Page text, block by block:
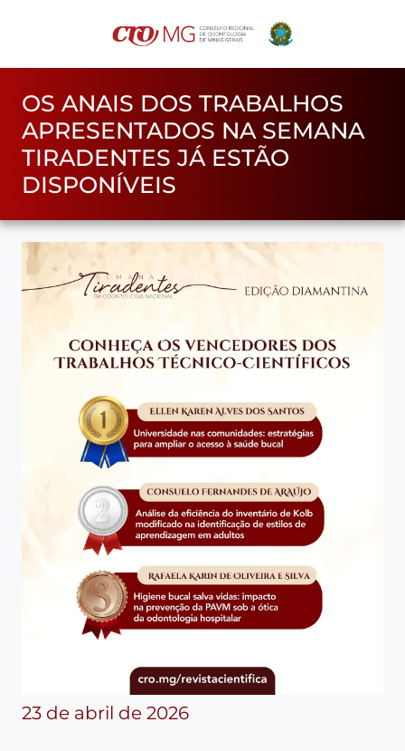
OS ANAIS DOS TRABALHOS
APRESENTADOS NA SEMANA
TIRADENTES JÁ ESTÃO
DISPONÍVEIS
23 de abril de 2026